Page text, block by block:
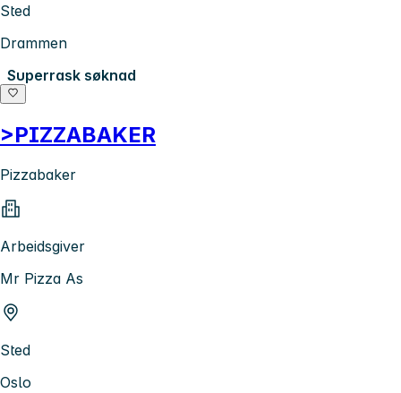
Sted
Drammen
Superrask søknad
>PIZZABAKER
Pizzabaker
Arbeidsgiver
Mr Pizza As
Sted
Oslo